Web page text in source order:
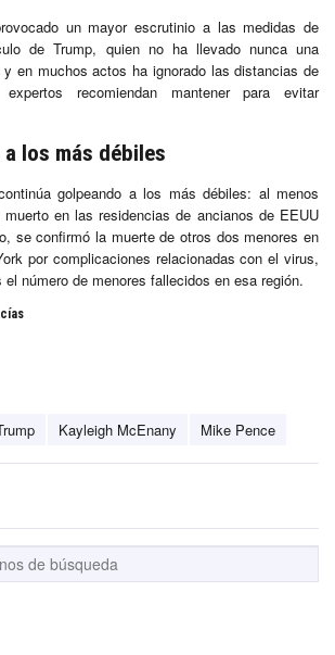
un mayor escrutinio a las medidas de
de Trump, quien no ha llevado nunca una
en muchos actos ha ignorado las distancias de
recomiendan mantener para evitar
los más débiles
golpeando a los más débiles: al menos
en las residencias de ancianos de EEUU
se confirmó la muerte de otros dos menores en
por complicaciones relacionadas con el virus,
número de menores fallecidos en esa región.
Kayleigh McEnany Mike Pence